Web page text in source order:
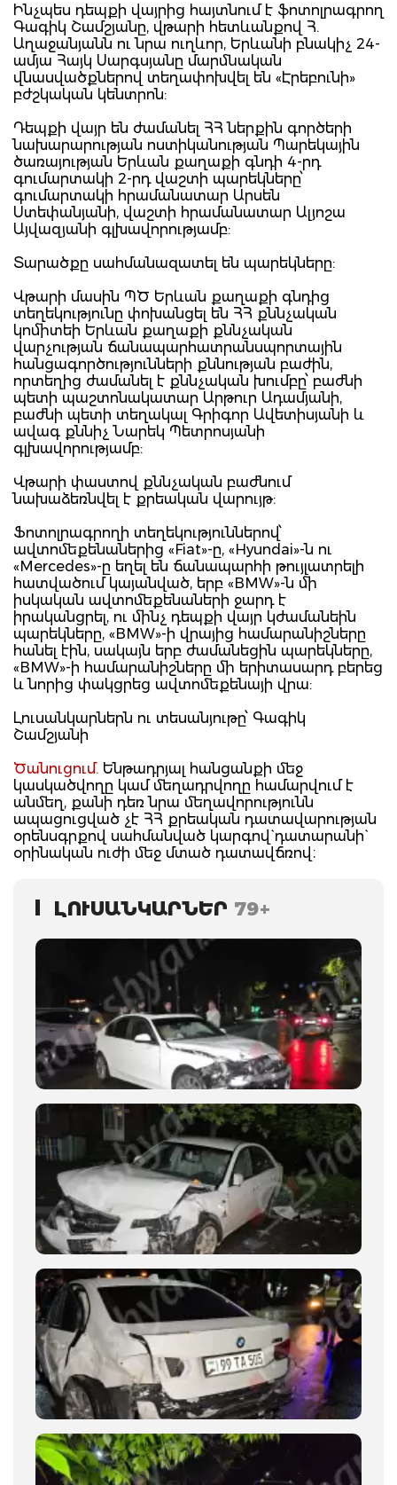
Ինչպես դեպքի վայրից հայտնում է ֆոտոլրագրող
Գագիկ Շամշյանը, վթարի հետևանքով Հ.
Աղաջանյանն ու նրա ուղևոր, Երևանի բնակիչ 24-
ամյա Հայկ Սարգսյանը մարմնական
վնասվածքներով տեղափոխվել են «Էրեբունի»
բժշկական կենտրոն:
Դեպքի վայր են ժամանել ՀՀ ներքին գործերի
նախարարության ոստիկանության Պարեկային
ծառայության Երևան քաղաքի գնդի 4-րդ
գումարտակի 2-րդ վաշտի պարեկները՝
գումարտակի հրամանատար Արսեն
Ստեփանյանի, վաշտի հրամանատար Ալյոշա
Այվազյանի գլխավորությամբ:
Տարածքը սահմանազատել են պարեկները:
Վթարի մասին ՊԾ Երևան քաղաքի գնդից
տեղեկությունը փոխանցել են ՀՀ քննչական
կոմիտեի Երևան քաղաքի քննչական
վարչության ճանապարհատրանսպորտային
հանցագործությունների քննության բաժին,
որտեղից ժամանել է քննչական խումբը՝ բաժնի
պետի պաշտոնակատար Արթուր Ադամյանի,
բաժնի պետի տեղակալ Գրիգոր Ավետիսյանի և
ավագ քննիչ Նարեկ Պետրոսյանի
գլխավորությամբ:
Վթարի փաստով քննչական բաժնում
նախաձեռնվել է քրեական վարույթ:
Ֆոտոլրագրողի տեղեկություններով՝
ավտոմեքենաներից «Fiat»-ը, «Hyundai»-ն ու
«Mercedes»-ը եղել են ճանապարհի թույլատրելի
հատվածում կայանված, երբ «BMW»-ն մի
իսկական ավտոմեքենաների ջարդ է
իրականցրել, ու մինչ դեպքի վայր կժամանեին
պարեկները, «BMW»-ի վրայից համարանիշները
հանել էին, սակայն երբ ժամանեցին պարեկները,
«BMW»-ի համարանիշները մի երիտասարդ բերեց
և նորից փակցրեց ավտոմեքենայի վրա:
Լուսանկարներն ու տեսանյութը՝ Գագիկ
Շամշյանի
Ծանուցում. Ենթադրյալ հանցանքի մեջ
կասկածվողը կամ մեղադրվողը համարվում է
անմեղ, քանի դեռ նրա մեղավորությունն
ապացուցված չէ ՀՀ քրեական դատավարության
օրենսգրքով սահմանված կարգով` դատարանի`
օրինական ուժի մեջ մտած դատավճռով։
ԼՈՒՍԱՆԿԱՐՆԵՐ 79+